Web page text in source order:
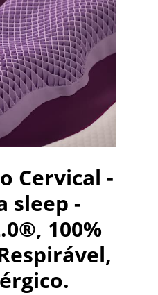
Cervical -
sleep -
100%